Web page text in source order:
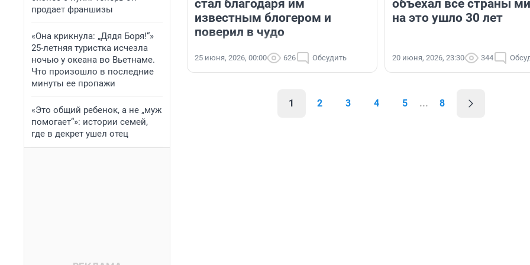
продает франшизы
«Она крикнула: „Дядя Боря!“»
25-летняя туристка исчезла
ночью у океана во Вьетнаме.
Что произошло в последние
минуты ее пропажи
«Это общий ребенок, а не „муж
помогает“»: истории семей,
где в декрет ушел отец
стал благодаря им
известным блогером и
поверил в чудо
25 июня, 2026, 00:00 626 Обсудить
объехал все страны
на это ушло 30 лет
20 июня, 2026, 23:30 344
1 2 3 4 5 ... 8